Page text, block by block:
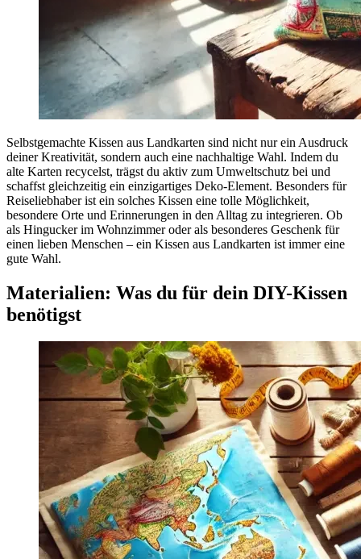
Selbstgemachte Kissen aus Landkarten sind nicht nur ein Ausdruck
deiner Kreativität, sondern auch eine nachhaltige Wahl. Indem du
alte Karten recycelst, trägst du aktiv zum Umweltschutz bei und
schaffst gleichzeitig ein einzigartiges Deko-Element. Besonders für
Reiseliebhaber ist ein solches Kissen eine tolle Möglichkeit,
besondere Orte und Erinnerungen in den Alltag zu integrieren. Ob
als Hingucker im Wohnzimmer oder als besonderes Geschenk für
einen lieben Menschen – ein Kissen aus Landkarten ist immer eine
gute Wahl.
Materialien: Was du für dein DIY-Kissen
benötigst